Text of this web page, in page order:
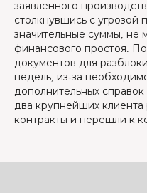
заявленного
столкнувшись с угрозой
значительные суммы, не
финансового простоя.
документов для
недель, из-за
дополнительных
два крупнейших клиента
контракты и перешли к